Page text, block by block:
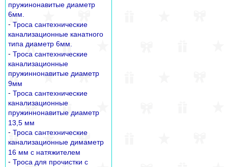
пружинонавитые диаметр
6мм.
- Троса сантехнические
канализационные канатного
типа диаметр 6мм.
- Троса сантехнические
канализационные
пружиннонавитые диаметр
9мм
- Троса сантехнические
канализационные
пружиннонавитые диаметр
13,5 мм
- Троса сантехнические
канализационные димаметр
16 мм с натяжителем
- Троса для прочистки с